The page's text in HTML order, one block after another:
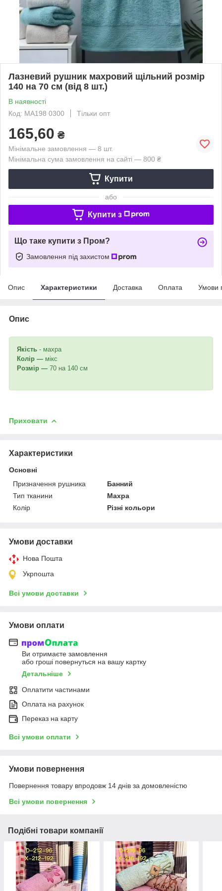
Лазневий рушник махровий щільний розмір
140 на 70 см (від 8 шт.)
В наявності
Код: MA198 0300
Тільки опт
165,60 ₴
Мінімальне замовлення — 8 шт.
Мінімальна сума замовлення на сайті — 800 ₴
Купити
або
Купити з
Що таке купити з Пром?
Замовлення під захистом
Опис Характеристики Доставка Оплата Умови
Опис
Якість - махра
Колір — мікс
Розмір — 70 на 140 см
Приховати
Характеристики
Основні
Призначення рушника
Банний
Тип тканини
Махра
Колір
Різні кольори
Умови доставки
Нова Пошта
Укрпошта
Всі умови доставки
Умови оплати
Ви отримаєте замовлення
або гроші повернуться на вашу картку
Детальніше
Оплатити частинами
Оплата на рахунок
Переказ на карту
Всі умови оплати
Умови повернення
Повернення товару впродовж 14 днів за домовленістю
Всі умови повернення
Подібні товари компанії